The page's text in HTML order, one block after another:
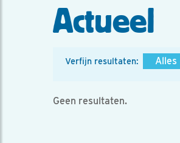
Actueel
Verfijn resultaten: Alles
Geen resultaten.